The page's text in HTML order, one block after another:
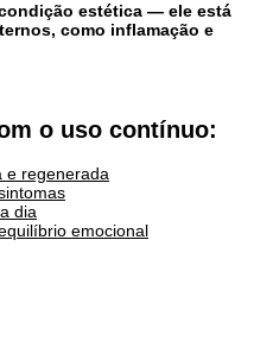
estética — ele está
como inflamação e
o uso contínuo:
e regenerada
dia
emocional